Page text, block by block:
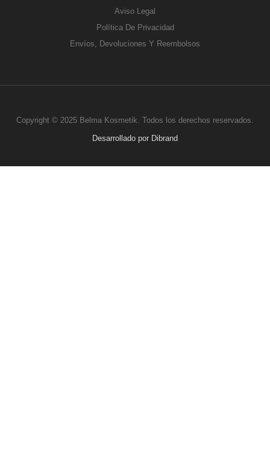
Aviso Legal
Política De Privacidad
Envíos, Devoluciones Y Reembolsos
Copyright © 2025 Belma Kosmetik. Todos los derechos reservados.
Desarrollado por Dibrand